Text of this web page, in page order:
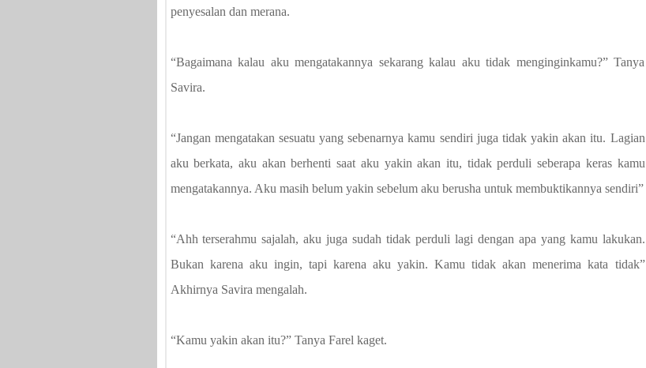
penyesalan dan merana.
“Bagaimana kalau aku mengatakannya sekarang kalau aku tidak menginginkamu?” Tanya
Savira.
“Jangan mengatakan sesuatu yang sebenarnya kamu sendiri juga tidak yakin akan itu. Lagian
aku berkata, aku akan berhenti saat aku yakin akan itu, tidak perduli seberapa keras kamu
mengatakannya. Aku masih belum yakin sebelum aku berusha untuk membuktikannya sendiri”
“Ahh terserahmu sajalah, aku juga sudah tidak perduli lagi dengan apa yang kamu lakukan.
Bukan karena aku ingin, tapi karena aku yakin. Kamu tidak akan menerima kata tidak”
Akhirnya Savira mengalah.
“Kamu yakin akan itu?” Tanya Farel kaget.